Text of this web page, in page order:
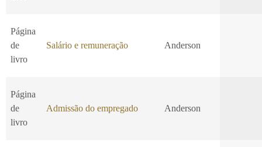
Página
de
livro
Salário e remuneração Anderson
Página
de
livro
Admissão do empregado Anderson